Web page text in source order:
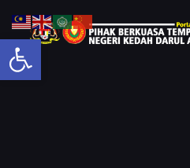
Open toolbar